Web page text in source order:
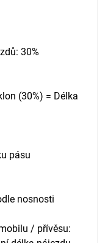
30%
(30%) = Délka
pásu
nosnosti
/ přívěsu: